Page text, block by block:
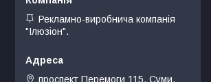
Рекламно-виробнича компанія
"Ілюзіон".
проспект Перемоги 115, Суми,